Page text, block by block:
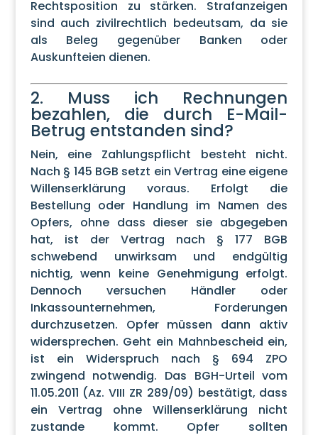
Rechtsposition zu stärken. Strafanzeigen
sind auch zivilrechtlich bedeutsam, da sie
als Beleg gegenüber Banken oder
Auskunfteien dienen.
2. Muss ich Rechnungen
bezahlen, die durch E-Mail-
Betrug entstanden sind?
Nein, eine Zahlungspflicht besteht nicht.
Nach § 145 BGB setzt ein Vertrag eine eigene
Willenserklärung voraus. Erfolgt die
Bestellung oder Handlung im Namen des
Opfers, ohne dass dieser sie abgegeben
hat, ist der Vertrag nach § 177 BGB
schwebend unwirksam und endgültig
nichtig, wenn keine Genehmigung erfolgt.
Dennoch versuchen Händler oder
Inkassounternehmen, Forderungen
durchzusetzen. Opfer müssen dann aktiv
widersprechen. Geht ein Mahnbescheid ein,
ist ein Widerspruch nach § 694 ZPO
zwingend notwendig. Das BGH-Urteil vom
11.05.2011 (Az. VIII ZR 289/09) bestätigt, dass
ein Vertrag ohne Willenserklärung nicht
zustande kommt. Opfer sollten